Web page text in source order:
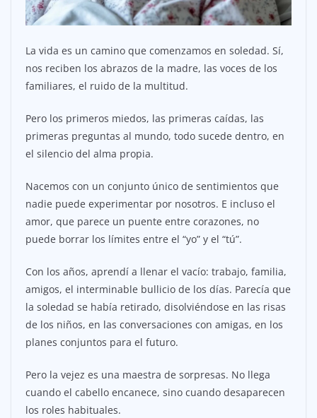
La vida es un camino que comenzamos en soledad. Sí,
nos reciben los abrazos de la madre, las voces de los
familiares, el ruido de la multitud.
Pero los primeros miedos, las primeras caídas, las
primeras preguntas al mundo, todo sucede dentro, en
el silencio del alma propia.
Nacemos con un conjunto único de sentimientos que
nadie puede experimentar por nosotros. E incluso el
amor, que parece un puente entre corazones, no
puede borrar los límites entre el “yo” y el “tú”.
Con los años, aprendí a llenar el vacío: trabajo, familia,
amigos, el interminable bullicio de los días. Parecía que
la soledad se había retirado, disolviéndose en las risas
de los niños, en las conversaciones con amigas, en los
planes conjuntos para el futuro.
Pero la vejez es una maestra de sorpresas. No llega
cuando el cabello encanece, sino cuando desaparecen
los roles habituales.